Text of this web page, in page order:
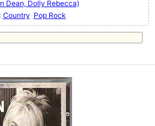
Dean, Dolly Rebecca)
Country Pop Rock